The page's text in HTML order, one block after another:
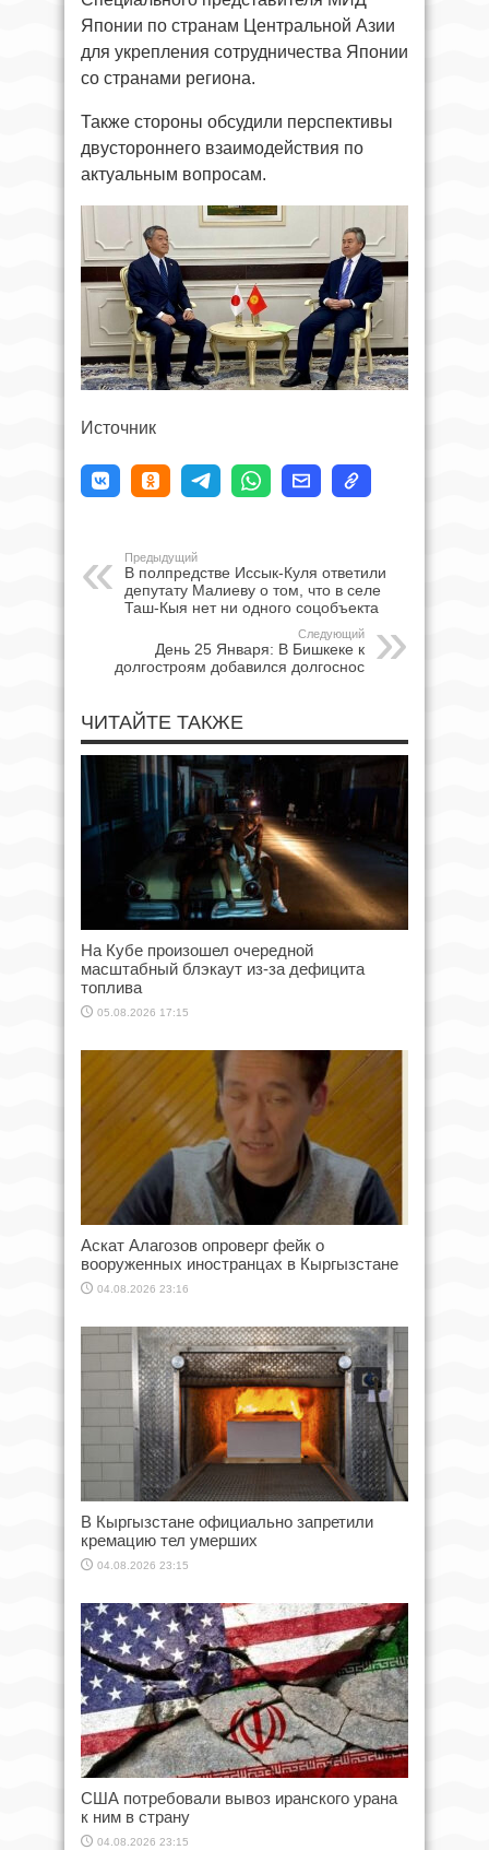
Японии по странам Центральной Азии
для укрепления сотрудничества Японии
со странами региона.
Также стороны обсудили перспективы
двустороннего взаимодействия по
актуальным вопросам.
Источник
Предыдущий
В полпредстве Иссык-Куля ответили
депутату Малиеву о том, что в селе
Таш-Кыя нет ни одного соцобъекта
Следующий
День 25 Января: В Бишкеке к
долгостроям добавился долгоснос
ЧИТАЙТЕ ТАКЖЕ
На Кубе произошел очередной
масштабный блэкаут из-за дефицита
топлива
05.08.2026 17:15
Аскат Алагозов опроверг фейк о
вооруженных иностранцах в Кыргызстане
04.08.2026 23:16
В Кыргызстане официально запретили
кремацию тел умерших
04.08.2026 23:15
США потребовали вывоз иранского урана
к ним в страну
04.08.2026 23:15